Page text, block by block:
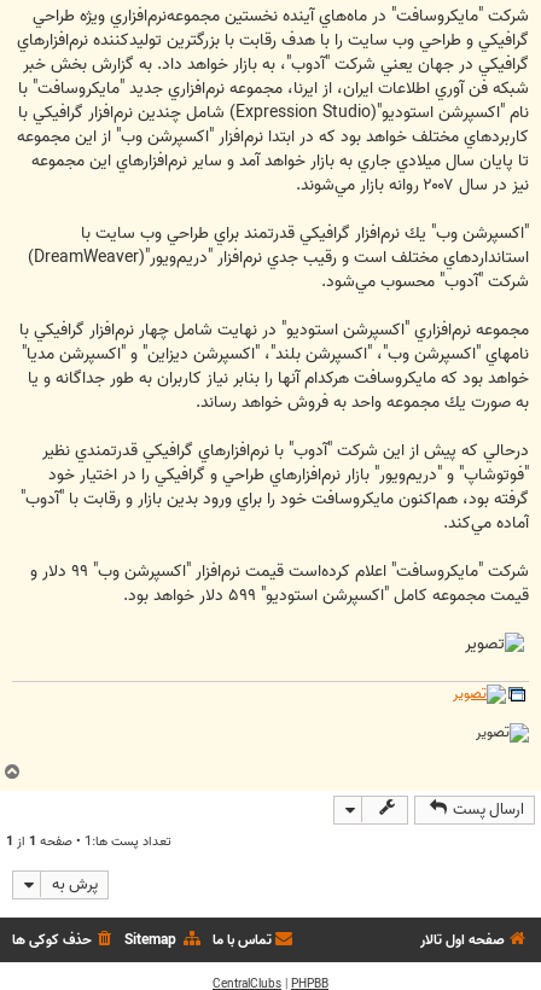
ت
شركت "مايكروسافت" در ماه‌هاي آينده نخستين مجموعه‌نرم‌افزاري ويژه طراحي
گرافيكي و طراحي وب سايت را با هدف رقابت با بزرگترين توليدكننده نرم‌افزارهاي
گرافيكي در جهان يعني شركت "آدوب"، به بازار خواهد داد. به گزارش بخش خبر
شبكه فن آوري اطلاعات ايران، از ایرنا، مجموعه نرم‌افزاري جديد "مايكروسافت" با
نام "اكسپرشن استوديو"(‪ (Expression Studio‬شامل چندين نرم‌افزار گرافيكي با
كاربردهاي مختلف خواهد بود كه در ابتدا نرم‌افزار "اكسپرشن وب" از اين مجموعه
تا پايان سال ميلادي جاري به بازار خواهد آمد و ساير نرم‌افزارهاي اين مجموعه
نيز در سال ‪ ۲۰۰۷‬روانه بازار مي‌شوند.
"اكسپرشن وب" يك نرم‌افزار گرافيكي قدرتمند براي طراحي وب سايت با
شركت "آدوب" محسوب مي‌شود.
مجموعه نرم‌افزاري "اكسپرشن استوديو" در نهايت شامل چهار نرم‌افزار گرافيكي با
نامهاي "اكسپرشن وب"، "اكسپرشن بلند"، "اكسپرشن ديزاين" و "اكسپرشن مديا"
خواهد بود كه مايكروسافت هركدام آنها را بنابر نياز كاربران به طور جداگانه و يا
به صورت يك مجموعه واحد به فروش خواهد رساند.
درحالي كه پيش از اين شركت "آدوب" با نرم‌افزارهاي گرافيكي قدرتمندي نظير
"فوتوشاپ" و "دريم‌ويور" بازار نرم‌افزارهاي طراحي و گرافيكي را در اختيار خود
گرفته بود، هم‌اكنون مايكروسافت خود را براي ورود بدين بازار و رقابت با "آدوب"
آماده مي‌كند.
شركت "مايكروسافت" اعلام كرده‌است قيمت نرم‌افزار "اكسپرشن وب" ‪ ۹۹‬دلار و
قيمت مجموعه كامل "اكسپرشن استوديو" ‪ ۵۹۹‬دلار خواهد بود.
ارسال پست
تعداد پست ها:1 • صفحه 1 از 1
پرش به
صفحه اول تالار حذف کوکی ها Sitemap تماس با ما
PHPBB
|
CentralClubs